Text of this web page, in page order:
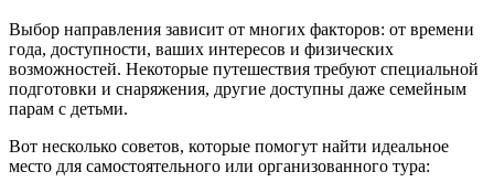
Выбор направления зависит от многих факторов: от времени
года, доступности, ваших интересов и физических
возможностей. Некоторые путешествия требуют специальной
подготовки и снаряжения, другие доступны даже семейным
парам с детьми.
Вот несколько советов, которые помогут найти идеальное
место для самостоятельного или организованного тура: